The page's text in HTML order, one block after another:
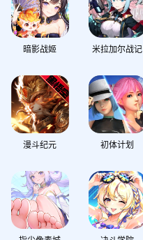
暗影战姬 米拉加尔战记
漫斗纪元 初体计划